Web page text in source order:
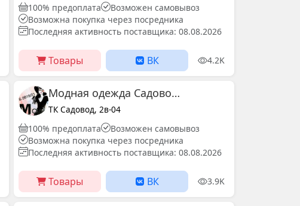
100% предоплата
Возможен самовывоз
Возможна покупка через посредника
Последняя активность поставщика: 08.08.2026
Товары ВК 4.2K
Модная одежда Садовод корпус Б 2В-19/21
ТК Садовод, 2в-04
100% предоплата
Возможен самовывоз
Возможна покупка через посредника
Последняя активность поставщика: 08.08.2026
Товары ВК 3.9K